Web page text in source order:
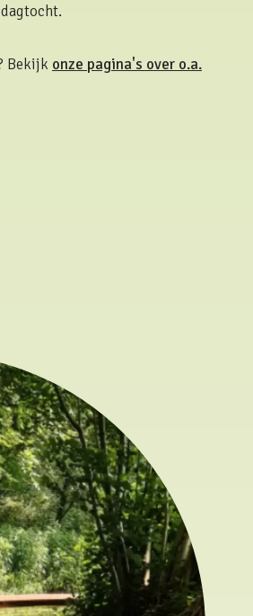
Bekijk onze pagina's over o.a.